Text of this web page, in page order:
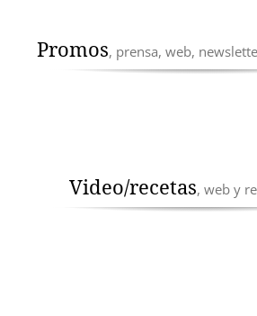
Promos, prensa, web,
Video/recetas, web y